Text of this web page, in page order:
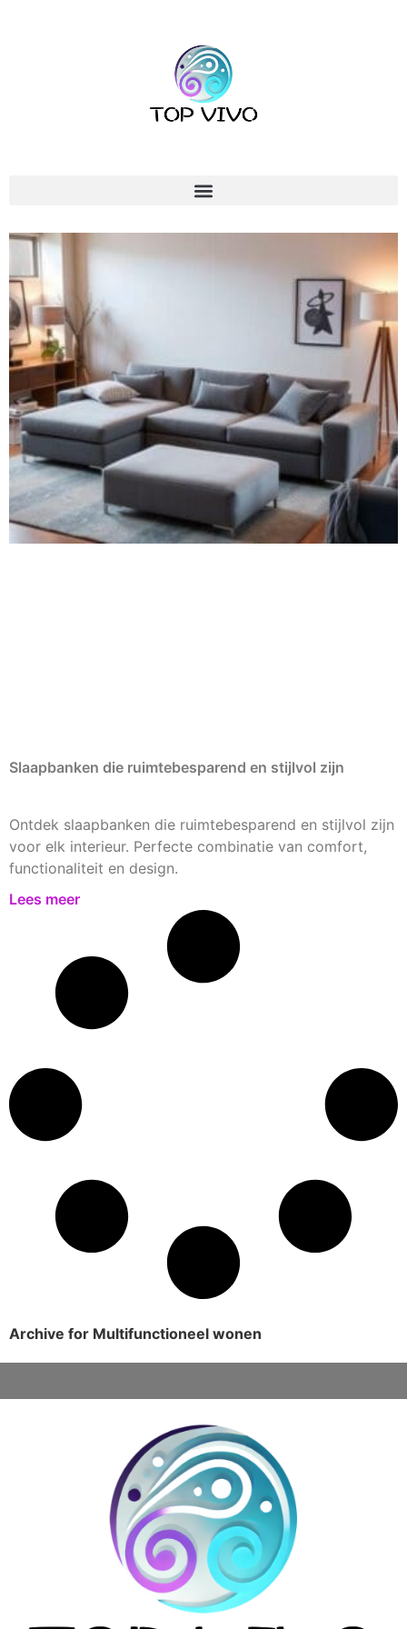
Slaapbanken die ruimtebesparend en stijlvol zijn
Ontdek slaapbanken die ruimtebesparend en stijlvol zijn
voor elk interieur. Perfecte combinatie van comfort,
functionaliteit en design.
Lees meer
Archive for Multifunctioneel wonen